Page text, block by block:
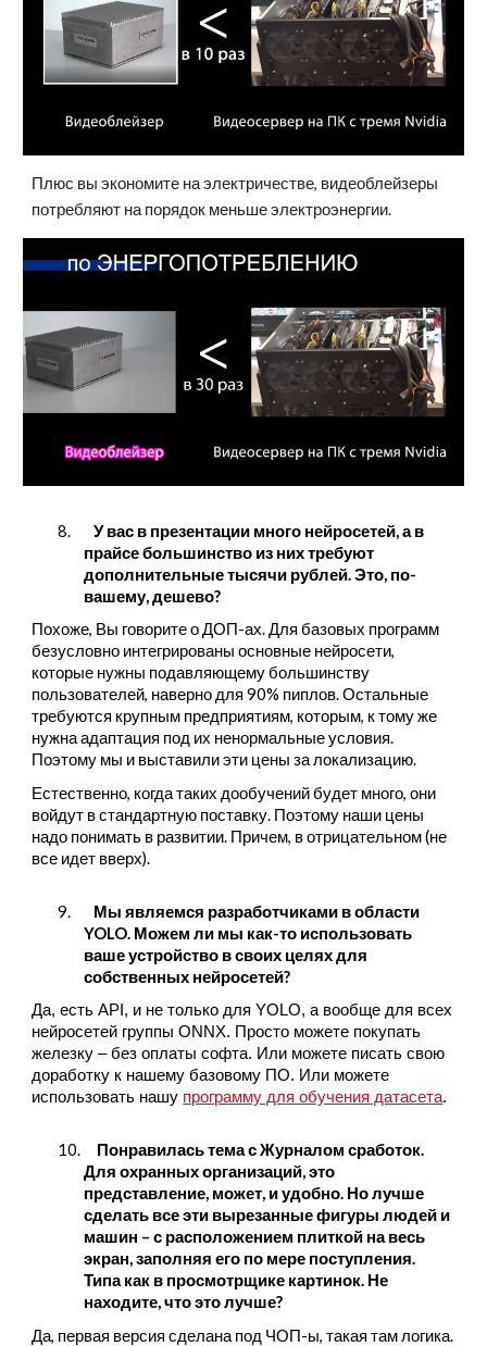
Плюс вы экономите на электричестве, видеоблейзеры
потребляют на порядок меньше электроэнергии.
8.
У вас в презентации много нейросетей, а в
прайсе большинство из них требуют
дополнительные тысячи рублей. Это, по-
вашему, дешево?
Похоже, Вы говорите о ДОП-ах. Для базовых программ
безусловно интегрированы основные нейросети,
которые нужны подавляющему большинству
пользователей, наверно для 90% пиплов. Остальные
требуются крупным предприятиям, которым, к тому же
нужна адаптация под их ненормальные условия.
Поэтому мы и выставили эти цены за локализацию.
Естественно, когда таких дообучений будет много, они
войдут в стандартную поставку. Поэтому наши цены
надо понимать в развитии. Причем, в отрицательном (не
все идет вверх).
9.
Мы являемся разработчиками в области
YOLO. Можем ли мы как-то использовать
ваше устройство в своих целях для
собственных нейросетей?
Да, есть API, и не только для YOLO, а вообще для всех
нейросетей группы ONNX. Просто можете покупать
железку – без оплаты софта. Или можете писать свою
доработку к нашему базовому ПО. Или можете
использовать нашу программу для обучения датасета.
10.
Понравилась тема с Журналом сработок.
Для охранных организаций, это
представление, может, и удобно. Но лучше
сделать все эти вырезанные фигуры людей и
машин – с расположением плиткой на весь
экран, заполняя его по мере поступления.
Типа как в просмотрщике картинок. Не
находите, что это лучше?
Да, первая версия сделана под ЧОП-ы, такая там логика.